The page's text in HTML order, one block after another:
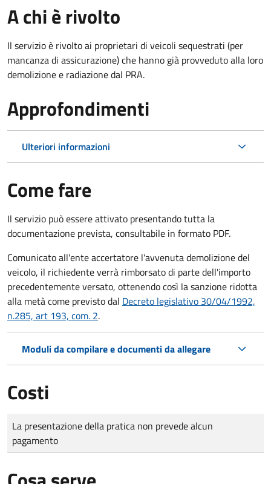
A chi è rivolto
Il servizio è rivolto ai proprietari di veicoli sequestrati (per
mancanza di assicurazione) che hanno già provveduto alla loro
demolizione e radiazione dal PRA.
Approfondimenti
Ulteriori informazioni
Come fare
Il servizio può essere attivato presentando tutta la
documentazione prevista, consultabile in formato PDF.
Comunicato all'ente accertatore l'avvenuta demolizione del
veicolo, il richiedente verrà rimborsato di parte dell'importo
precedentemente versato, ottenendo così la sanzione ridotta
alla metà come previsto dal Decreto legislativo 30/04/1992,
n.285, art 193, com. 2.
Moduli da compilare e documenti da allegare
Costi
Tipo di pagamento
Importo
La presentazione della pratica non prevede alcun
pagamento